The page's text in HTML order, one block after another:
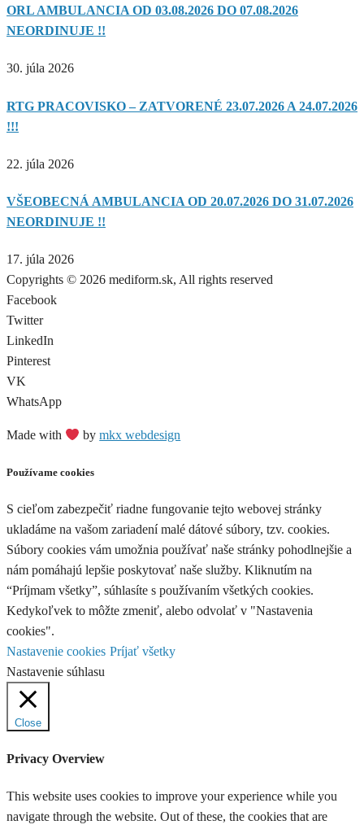
ORL AMBULANCIA OD 03.08.2026 DO 07.08.2026
NEORDINUJE !!
30. júla 2026
RTG PRACOVISKO – ZATVORENÉ 23.07.2026 A 24.07.2026
!!!
22. júla 2026
VŠEOBECNÁ AMBULANCIA OD 20.07.2026 DO 31.07.2026
NEORDINUJE !!
17. júla 2026
Copyrights © 2026 mediform.sk, All rights reserved​
Facebook
Twitter
LinkedIn
Pinterest
VK
WhatsApp
Made with bymkx webdesign
Používame cookies
S cieľom zabezpečiť riadne fungovanie tejto webovej stránky
ukladáme na vašom zariadení malé dátové súbory, tzv. cookies.
Súbory cookies vám umožnia používať naše stránky pohodlnejšie a
nám pomáhajú lepšie poskytovať naše služby. Kliknutím na
“Príjmam všetky”, súhlasíte s používaním všetkých cookies.
Kedykoľvek to môžte zmeniť, alebo odvolať v "Nastavenia
cookies".
Nastavenie cookies Príjať všetky
Nastavenie súhlasu
Close
Privacy Overview
This website uses cookies to improve your experience while you
navigate through the website. Out of these, the cookies that are